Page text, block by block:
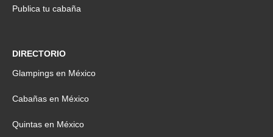
Publica tu cabaña
DIRECTORIO
Glampings en México
Cabañas en México
Quintas en México